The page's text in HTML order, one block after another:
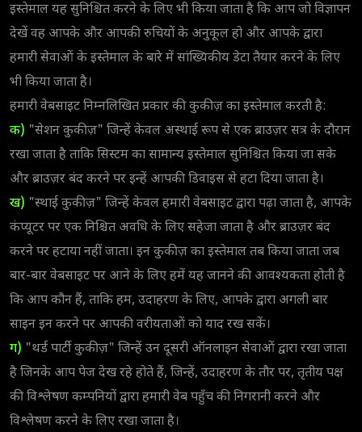
इस्तेमाल यह सुनिश्चित करने के लिए भी किया जाता है कि आप जो विज्ञापन
देखें वह आपके और आपकी रुचियों के अनुकूल हो और आपके द्वारा
हमारी सेवाओं के इस्तेमाल के बारे में सांख्यिकीय डेटा तैयार करने के लिए
भी किया जाता है।
हमारी वेबसाइट निम्नलिखित प्रकार की कुकीज़ का इस्तेमाल करती है:
क) "सेशन कुकीज़" जिन्हें केवल अस्थाई रूप से एक ब्राउज़र सत्र के दौरान
रखा जाता है ताकि सिस्टम का सामान्य इस्तेमाल सुनिश्चित किया जा सके
और ब्राउज़र बंद करने पर इन्हें आपकी डिवाइस से हटा दिया जाता है।
ख) "स्थाई कुकीज़" जिन्हें केवल हमारी वेबसाइट द्वारा पढ़ा जाता है, आपके
कंप्यूटर पर एक निश्चित अवधि के लिए सहेजा जाता है और ब्राउज़र बंद
करने पर हटाया नहीं जाता। इन कुकीज़ का इस्तेमाल तब किया जाता जब
बार-बार वेबसाइट पर आने के लिए हमें यह जानने की आवश्यकता होती है
कि आप कौन हैं, ताकि हम, उदाहरण के लिए, आपके द्वारा अगली बार
साइन इन करने पर आपकी वरीयताओं को याद रख सकें।
ग) "थर्ड पार्टी कुकीज़" जिन्हें उन दूसरी ऑनलाइन सेवाओं द्वारा रखा जाता
है जिनके आप पेज देख रहे होते हैं, जिन्हें, उदाहरण के तौर पर, तृतीय पक्ष
की विश्लेषण कम्पनियों द्वारा हमारी वेब पहुँच की निगरानी करने और
विश्लेषण करने के लिए रखा जाता है।